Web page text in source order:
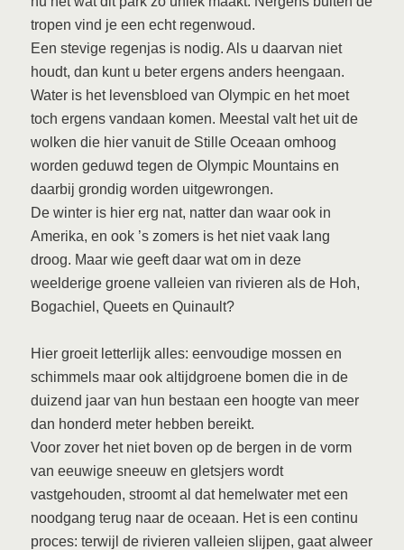
tropen vind je een echt regenwoud.
Een stevige regenjas is nodig. Als u daarvan niet
houdt, dan kunt u beter ergens anders heengaan.
Water is het levensbloed van Olympic en het moet
toch ergens vandaan komen. Meestal valt het uit de
wolken die hier vanuit de Stille Oceaan omhoog
worden geduwd tegen de Olympic Mountains en
daarbij grondig worden uitgewrongen.
De winter is hier erg nat, natter dan waar ook in
Amerika, en ook ’s zomers is het niet vaak lang
droog. Maar wie geeft daar wat om in deze
weelderige groene valleien van rivieren als de Hoh,
Bogachiel, Queets en Quinault?
Hier groeit letterlijk alles: eenvoudige mossen en
schimmels maar ook altijdgroene bomen die in de
duizend jaar van hun bestaan een hoogte van meer
dan honderd meter hebben bereikt.
Voor zover het niet boven op de bergen in de vorm
van eeuwige sneeuw en gletsjers wordt
vastgehouden, stroomt al dat hemelwater met een
noodgang terug naar de oceaan. Het is een continu
proces: terwijl de rivieren valleien slijpen, gaat alweer